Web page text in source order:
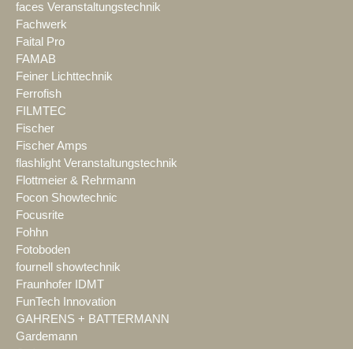
faces Veranstaltungstechnik
Fachwerk
Faital Pro
FAMAB
Feiner Lichttechnik
Ferrofish
FILMTEC
Fischer
Fischer Amps
flashlight Veranstaltungstechnik
Flottmeier & Rehrmann
Focon Showtechnic
Focusrite
Fohhn
Fotoboden
fournell showtechnik
Fraunhofer IDMT
FunTech Innovation
GAHRENS + BATTERMANN
Gardemann